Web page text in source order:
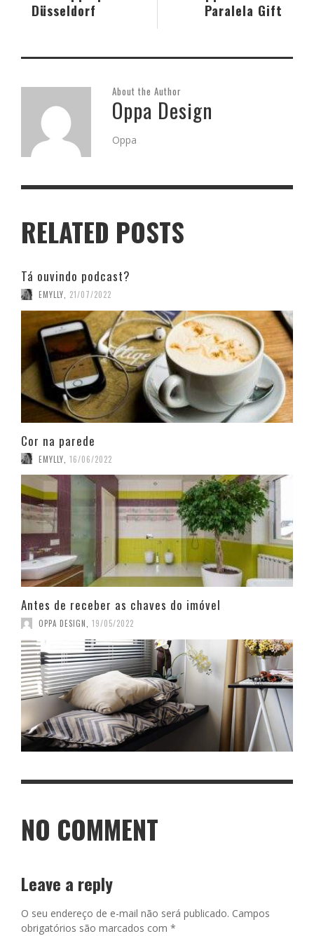
Paralela Gift
Düsseldorf
About the Author
Oppa Design
Oppa
RELATED POSTS
Tá ouvindo podcast?
EMYLLY 21/07/2022
Cor na parede
EMYLLY 16/06/2022
Antes de receber as chaves do imóvel
OPPA DESIGN, 19/05/2022
NO COMMENT
Leave a reply
O seu endereço de e-mail não será publicado. Campos
obrigatórios são marcados com *